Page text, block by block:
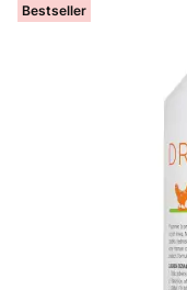
Bestseller